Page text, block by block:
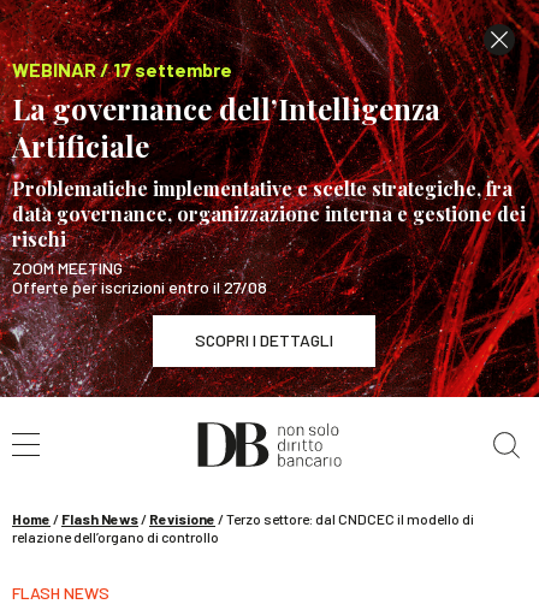
WEBINAR / 17 settembre
La governance dell’Intelligenza
Artificiale
Problematiche implementative e scelte strategiche, fra
data governance, organizzazione interna e gestione dei
rischi
ZOOM MEETING
Offerte per iscrizioni entro il 27/08
SCOPRI I DETTAGLI
WEBINAR / 17 settembre
La governance dell’Intelligenza Artificiale
Home / Flash News/ Revisione /Terzo settore: dal CNDCEC il modello di
relazione dell’organo di controllo
FLASH NEWS